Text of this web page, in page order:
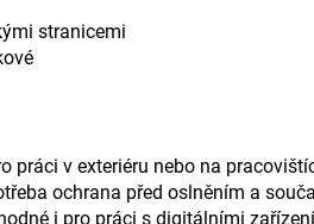
stranicemi
práci v exteriéru nebo na
ochrana před oslněním a
i pro práci s digitálními